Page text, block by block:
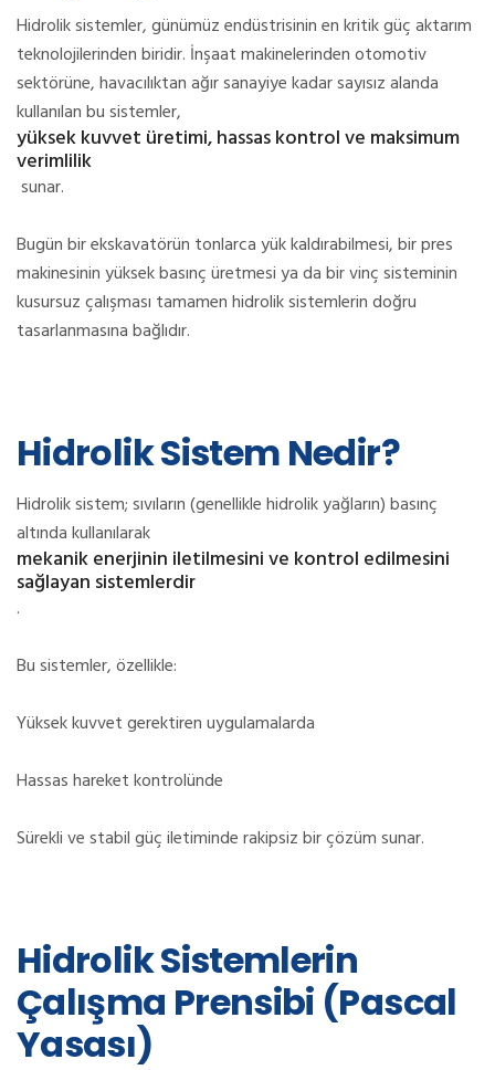
Hidrolik sistemler, günümüz endüstrisinin en kritik güç aktarım
teknolojilerinden biridir. İnşaat makinelerinden otomotiv
sektörüne, havacılıktan ağır sanayiye kadar sayısız alanda
kullanılan bu sistemler,
yüksek kuvvet üretimi, hassas kontrol ve maksimum
verimlilik
sunar.
Bugün bir ekskavatörün tonlarca yük kaldırabilmesi, bir pres
makinesinin yüksek basınç üretmesi ya da bir vinç sisteminin
kusursuz çalışması tamamen hidrolik sistemlerin doğru
tasarlanmasına bağlıdır.
Hidrolik Sistem Nedir?
Hidrolik sistem; sıvıların (genellikle hidrolik yağların) basınç
altında kullanılarak
mekanik enerjinin iletilmesini ve kontrol edilmesini
sağlayan sistemlerdir
.
Bu sistemler, özellikle:
Yüksek kuvvet gerektiren uygulamalarda
Hassas hareket kontrolünde
Sürekli ve stabil güç iletiminde rakipsiz bir çözüm sunar.
Hidrolik Sistemlerin
Çalışma Prensibi (Pascal
Yasası)